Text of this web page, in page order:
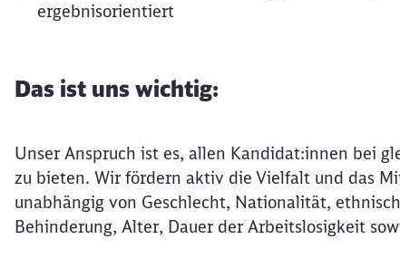
ergebnisorientiert
Das ist uns wichtig:
Unser Anspruch ist es, allen Kandidat:innen bei
zu bieten. Wir fördern aktiv die Vielfalt und das
unabhängig von Geschlecht, Nationalität,
Behinderung, Alter, Dauer der Arbeitslosigkeit